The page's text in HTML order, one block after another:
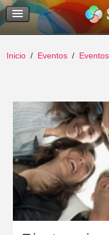
Temas
Buscar
Inicio Eventos